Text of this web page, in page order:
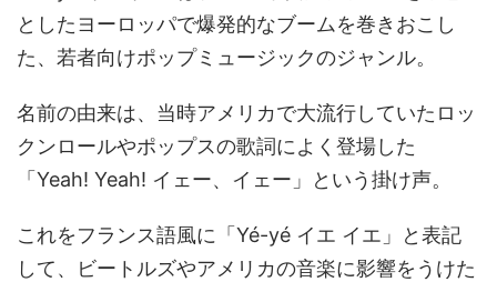
としたヨーロッパで爆発的なブームを巻きおこし
た、若者向けポップミュージックのジャンル。
名前の由来は、当時アメリカで大流行していたロッ
クンロールやポップスの歌詞によく登場した
「Yeah! Yeah! イェー、イェー」という掛け声。
これをフランス語風に「Yé-yé イエ イエ」と表記
して、ビートルズやアメリカの音楽に影響をうけた